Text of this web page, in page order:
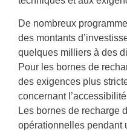
De nombreux
des montants
quelques milliers à des
Pour les bornes de
des exigences plus
concernant
Les bornes de recharge
opérationnelles pendant